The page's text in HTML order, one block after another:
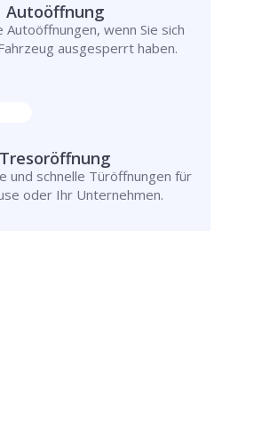
Autoöffnung
Autoöffnungen, wenn Sie sich
ausgesperrt haben.
Tresoröffnung
und schnelle Türöffnungen für
oder Ihr Unternehmen.